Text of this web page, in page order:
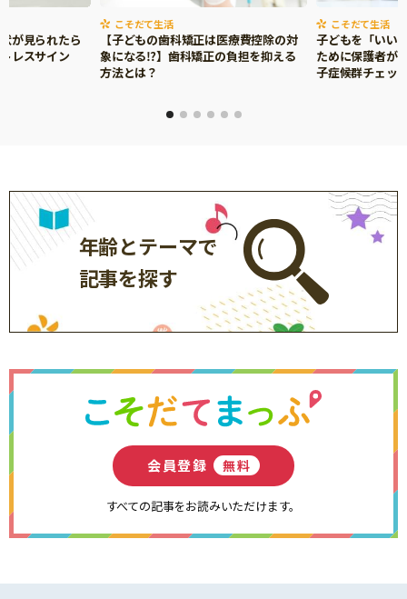
が見られたら
レスサイン
こそだて生活
【子どもの歯科矯正は医療費控除の対
象になる⁉】歯科矯正の負担を抑える
方法とは？
こそだて生活
子どもを「いい
ために保護者が
子症候群チェッ
年齢とテーマで
記事を探す
会員登録 無料
すべての記事をお読みいただけます。